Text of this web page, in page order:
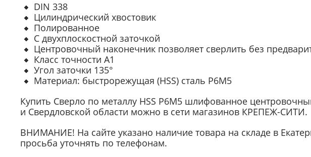
DIN 338
Цилиндрический хвостовик
Полированное
C двухплоскостной заточкой
Центровочный наконечник позволяет сверлить без
Класс точности А1
Угол заточки 135°
Материал: быстрорежущая (HSS) сталь Р6М5
Купить Сверло по металлу HSS Р6М5 шлифованное
и Свердловской области можно в сети магазинов КРЕПЕЖ-СИТИ.
ВНИМАНИЕ! На сайте указано наличие товара на складе в
просьба уточнять по телефонам.